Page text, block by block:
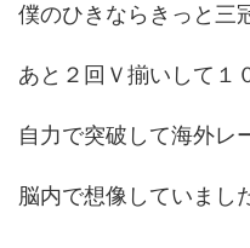
僕のひきならきっと三
あと２回Ｖ揃いして１
自力で突破して海外レ
脳内で想像していまし